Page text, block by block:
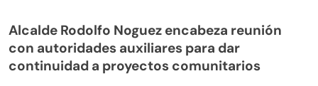
Alcalde Rodolfo Noguez encabeza reunión
con autoridades auxiliares para dar
continuidad a proyectos comunitarios